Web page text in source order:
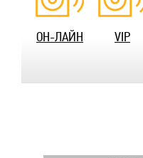
ОН-ЛАЙН
VIP